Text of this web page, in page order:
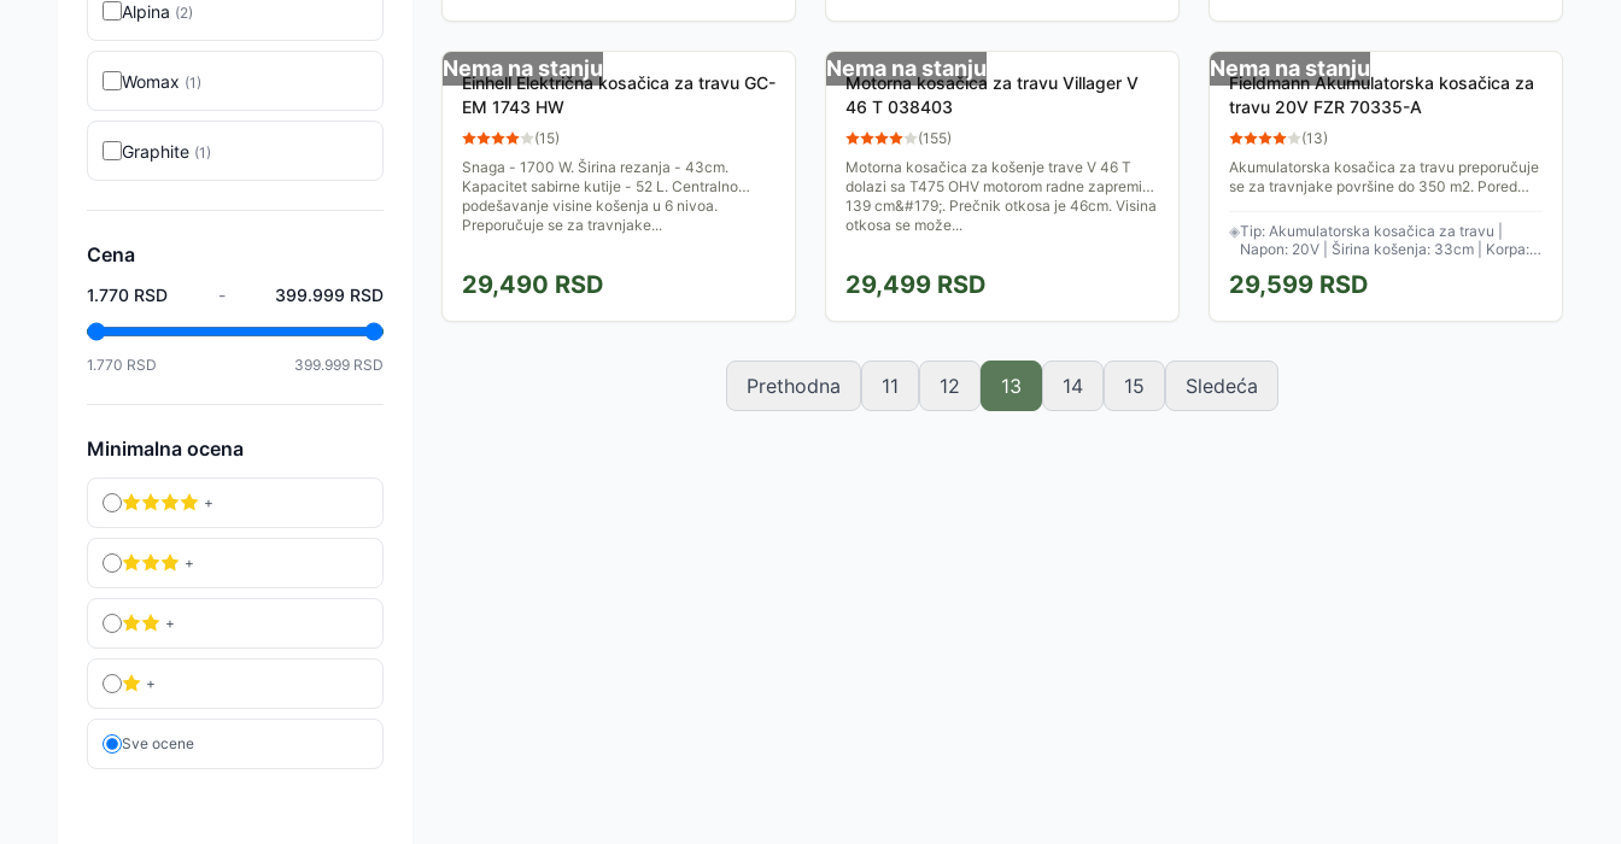
Alpina (2)
Womax (1)
Graphite (1)
Cena
1.770 RSD - 399.999 RSD
1.770 RSD 399.999 RSD
Minimalna ocena
+
+
+
+
Sve ocene
Nema na stanju
Einhell Električna kosačica za travu GC-
EM 1743 HW
(15)
Snaga - 1700 W. Širina rezanja - 43cm.
Kapacitet sabirne kutije - 52 L. Centralno
podešavanje visine košenja u 6 nivoa.
Preporučuje se za travnjake...
29,490 RSD
Nema na stanju
Motorna kosačica za travu Villager V
46 T 038403
(155)
Motorna kosačica za košenje trave V 46 T
dolazi sa T475 OHV motorom radne zapremine
139 cm&#179;. Prečnik otkosa je 46cm. Visina
otkosa se može...
29,499 RSD
Nema na stanju
Fieldmann Akumulatorska kosačica za
travu 20V FZR 70335-A
(13)
Akumulatorska kosačica za travu preporučuje
se za travnjake površine do 350 m2. Pored
od 2Ah i brzi...
◈Tip: Akumulatorska kosačica za travu |
Napon: 20V | Širina košenja: 33cm | Korpa:
29,599 RSD
Prethodna 11 12 13 14 15 Sledeća